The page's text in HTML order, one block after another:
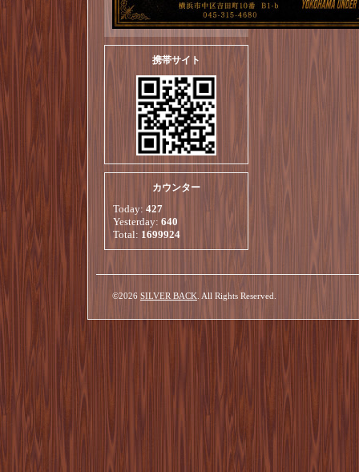
携帯サイト
カウンター
Today: 427
Yesterday: 640
Total: 1699924
©2026 SILVER BACK . All Rights Reserved.